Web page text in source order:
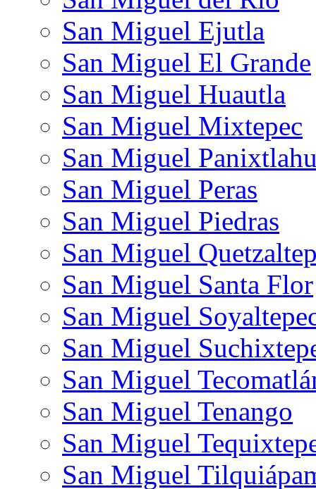
San Miguel Ejutla
San Miguel El Grande
San Miguel Huautla
San Miguel Mixtepec
San Miguel
San Miguel Peras
San Miguel Piedras
San Miguel
San Miguel Santa Flor
San Miguel
San Miguel
San Miguel
San Miguel Tenango
San Miguel
San Miguel